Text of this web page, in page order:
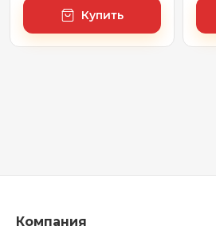
Купить
Компания